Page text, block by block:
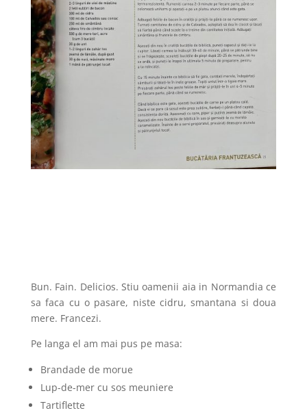
Bun. Fain. Delicios. Stiu oamenii aia in Normandia ce
sa faca cu o pasare, niste cidru, smantana si doua
mere. Francezi.
Pe langa el am mai pus pe masa:
Brandade de morue
Lup-de-mer cu sos meuniere
Tartiflette